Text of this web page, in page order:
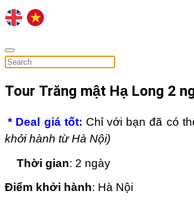
Tour Trăng mật Hạ Long 2
* Deal giá tốt: Chỉ với bạn đã có
khởi hành từ Hà Nội)
Thời gian: 2 ngày
Điểm khởi hành: Hà Nội